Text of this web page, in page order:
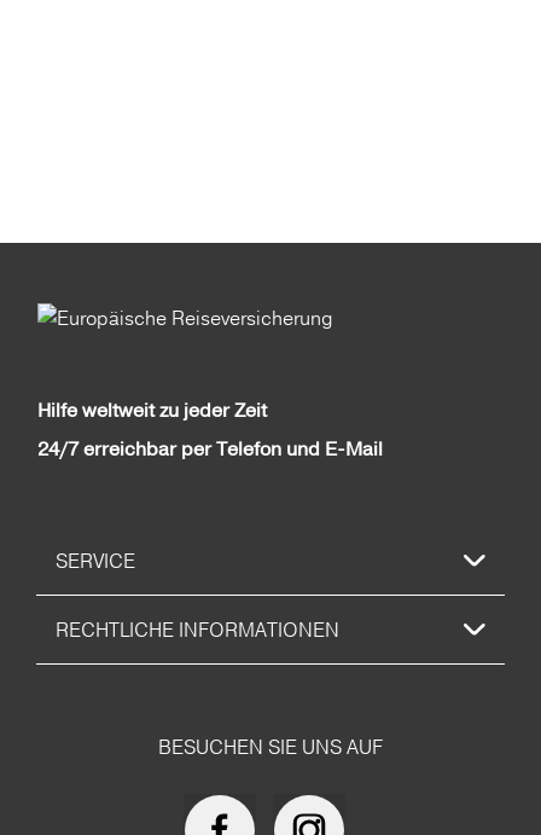
Hilfe weltweit zu jeder Zeit
24/7 erreichbar per Telefon und E-Mail
SERVICE
RECHTLICHE INFORMATIONEN
BESUCHEN SIE UNS AUF